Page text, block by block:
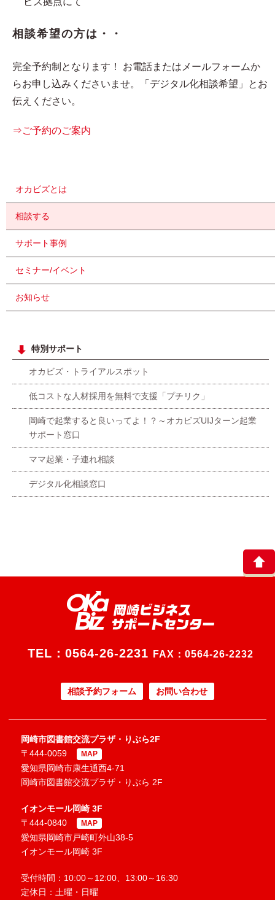
相談希望の方は・・
完全予約制となります！ お電話またはメールフォームか
らお申し込みくださいませ。「デジタル化相談希望」とお
伝えください。
⇒ご予約のご案内
オカビズとは
相談する
サポート事例
セミナー/イベント
お知らせ
特別サポート
オカビズ・トライアルスポット
低コストな人材採用を無料で支援「プチリク」
岡崎で起業すると良いってよ！？～オカビズUIJターン起業
サポート窓口
ママ起業・子連れ相談
デジタル化相談窓口
TEL： 0564-26-2231 FAX：0564-26-2232
相談予約フォーム お問い合わせ
岡崎市図書館交流プラザ・りぶら2F
〒444-0059
MAP
愛知県岡崎市康生通西4-71
岡崎市図書館交流プラザ・りぶら 2F
イオンモール岡崎 3F
〒444-0840
MAP
愛知県岡崎市戸崎町外山38-5
イオンモール岡崎 3F
受付時間：10:00～12:00、13:00～16:30
定休日：土曜・日曜